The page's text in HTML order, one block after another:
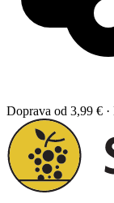
Doprava od 3,99 €